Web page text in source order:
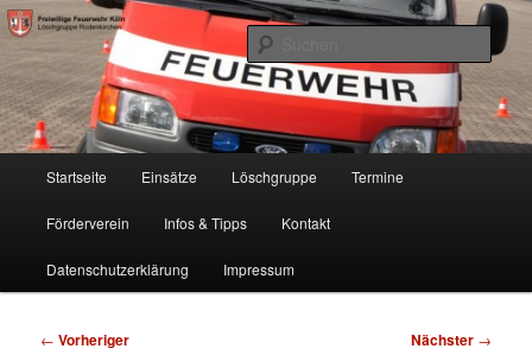
Zum
primären
Inhalt
springenFF Köln, LG RD
Freiwillige Feuerwehr Köln, Löschgruppe Rodenkirchen
Startseite Einsätze Löschgruppe Termine
Förderverein Infos & Tipps Kontakt
Datenschutzerklärung Impressum
Beitragsnavigation
← Vorheriger Nächster →